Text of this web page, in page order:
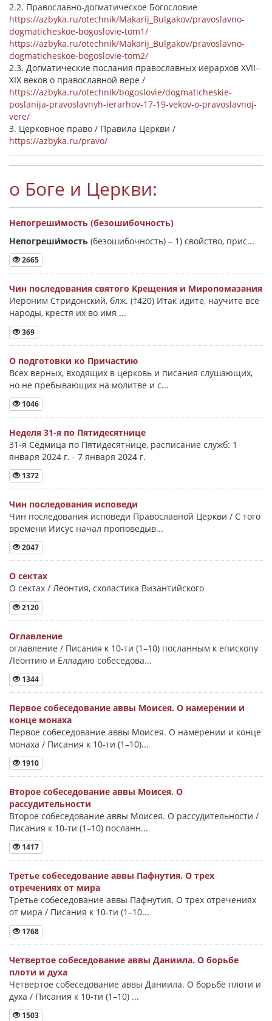
2.2. Православно-догматическое Богословие
https://azbyka.ru/otechnik/Makarij_Bulgakov/pravoslavno-
dogmaticheskoe-bogoslovie-tom1/
https://azbyka.ru/otechnik/Makarij_Bulgakov/pravoslavno-
dogmaticheskoe-bogoslovie-tom2/
2.3. Догматические послания православных иерархов XVII–
XIX веков о православной вере /
https://azbyka.ru/otechnik/bogoslovie/dogmaticheskie-
poslanija-pravoslavnyh-ierarhov-17-19-vekov-o-pravoslavnoj-
vere/
3. Церковное право / Правила Церкви /
https://azbyka.ru/pravo/
о Боге и Церкви:
Непогреши́мость (безошибочность)
Непогреши́мость (безошибочность) – 1) свойство, прис...
2665
Чин последования святого Крещения и Миропомазания
Иероним Стридонский, блж. (†420) Итак идите, научите все
народы, крестя их во имя ...
369
О подготовки ко Причастию
Всех верных, входящих в церковь и писания слушающих,
но не пребывающих на молитве и с...
1046
Неделя 31-я по Пятидесятнице
31-я Седмица по Пятидесятнице, расписание служб: 1
января 2024 г. - 7 января 2024 г.
1372
Чин последования исповеди
Чин последования исповеди Православной Церкви / С того
времени Иисус начал проповедыв...
2047
О сектах
О сектах / Леонтия, схоластика Византийского
2120
Оглавление
оглавление / Писания к 10-ти (1–10) посланным к епископу
Леонтию и Елладию собеседова...
1344
Первое собеседование аввы Моисея. О намерении и
конце монаха
Первое собеседование аввы Моисея. О намерении и конце
монаха / Писания к 10-ти (1–10)...
1910
Второе собеседование аввы Моисея. О
рассудительности
Второе собеседование аввы Моисея. О рассудительности /
Писания к 10-ти (1–10) посланн...
1417
Третье собеседование аввы Пафнутия. О трех
отречениях от мира
Третье собеседование аввы Пафнутия. О трех отречениях
от мира / Писания к 10-ти (1–10...
1768
Четвертое собеседование аввы Даниила. О борьбе
плоти и духа
Четвертое собеседование аввы Даниила. О борьбе плоти и
духа / Писания к 10-ти (1–10) ...
1503